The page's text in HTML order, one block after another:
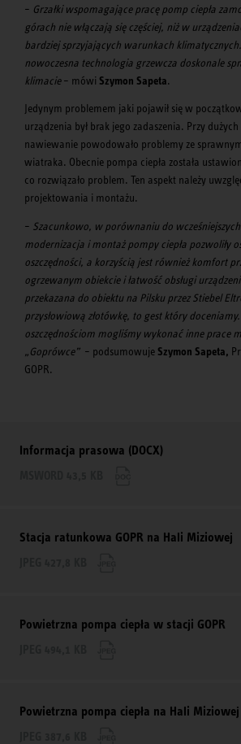
– Grzałki wspomagające pracę pomp ciepła
górach nie włączają się częściej, niż w
bardziej sprzyjających warunkach
nowoczesna technologia grzewcza doskonale
klimacie– mówi Szymon Sapeta.
Jedynym problemem jaki pojawił się w
urządzenia był brak jego zadaszenia. Przy
nawiewanie powodowało problemy ze
wiatraka. Obecnie pompa ciepła została
co rozwiązało problem. Ten aspekt należy
projektowania i montażu.
– Szacunkowo, w porównaniu do
modernizacja i montaż pompy ciepła pozwoliły
oszczędności, a korzyścią jest również komfort
ogrzewanym obiekcie i łatwość obsługi
przekazana do obiektu na Pilsku przez Stiebel
przysłowiową złotówkę, to gest który
oszczędnościom mogliśmy wykonać inne prace
„Goprówce” – podsumowuje Szymon Sapeta,
GOPR.
Informacja prasowa (DOCX)
Stacja ratunkowa GOPR na Hali Miziowej
Powietrzna pompa ciepła w stacji GOPR
Powietrzna pompa ciepła na Hali Miziowej